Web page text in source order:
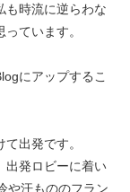
も時流に逆らわな
ています。
にアップするこ
出発です。
出発ロビーに着い
や汗もののフラン